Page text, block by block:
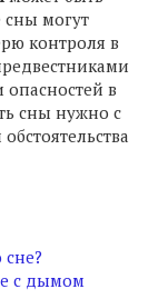
сны могут
контроля в
в
сны нужно с
с дымом